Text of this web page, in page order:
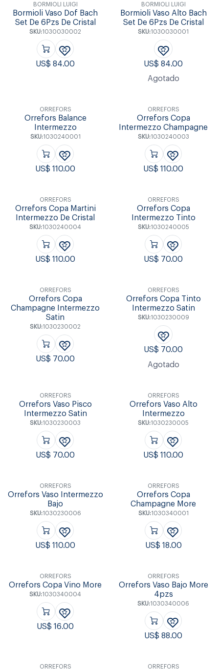
BORMIOLI LUIGI
Bormioli Vaso Dof Bach
Set De 6Pzs De Cristal
SKU:1030030002
US$84.00
BORMIOLI LUIGI
Bormioli Vaso Alto Bach
Set De 6Pzs De Cristal
SKU:1030030001
US$84.00
Agotado
ORREFORS
Orrefors Balance
Intermezzo
SKU:1030240001
US$110.00
ORREFORS
Orrefors Copa
Intermezzo Champagne
SKU:1030240003
US$110.00
ORREFORS
Orrefors Copa Martini
Intermezzo De Cristal
SKU:1030240004
US$110.00
ORREFORS
Orrefors Copa
Intermezzo Tinto
SKU:1030240005
US$ 70.00
ORREFORS
Orrefors Copa
Champagne Intermezzo
Satin
SKU:1030230002
US$ 70.00
ORREFORS
Orrefors Copa Tinto
Intermezzo Satin
SKU:1030230009
US$ 70.00
Agotado
ORREFORS
Orrefors Vaso Pisco
Intermezzo Satin
SKU:1030230003
US$ 70.00
ORREFORS
Orrefors Vaso Alto
Intermezzo
SKU:1030230005
US$110.00
ORREFORS
Orrefors Vaso Intermezzo
Bajo
SKU:1030230006
US$110.00
ORREFORS
Orrefors Copa
Champagne More
SKU:1030340001
US$ 18.00
ORREFORS
Orrefors Copa Vino More
SKU:1030340004
US$16.00
ORREFORS
Orrefors Vaso Bajo More
4pzs
SKU:1030340006
US$88.00
ORREFORS ORREFORS